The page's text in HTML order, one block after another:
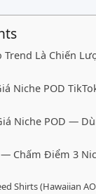
Trend Là Chiến
Niche POD
Niche POD —
Chấm Điểm 3
Shirts (Hawaiian